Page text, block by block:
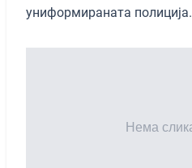
униформираната полиција.